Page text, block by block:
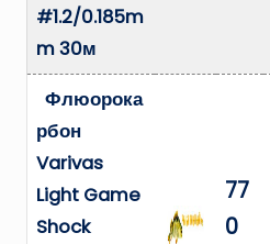
#1.2/0.185m
m 30м
Флюорока
рбон
Varivas
Light Game
Shock
77
0